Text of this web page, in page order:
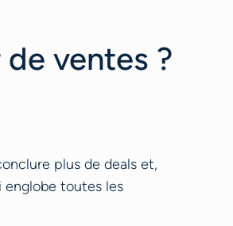
ventes ?
plus de deals et,
englobe toutes les